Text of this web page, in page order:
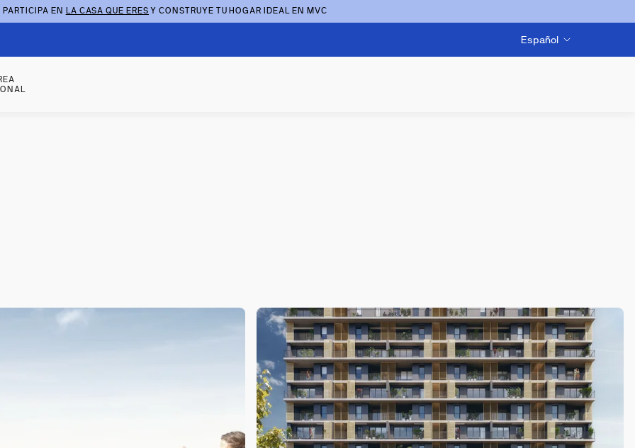
PARTICIPA EN LA CASA QUE ERES Y CONSTRUYE TU HOGAR IDEAL EN MVC
Español